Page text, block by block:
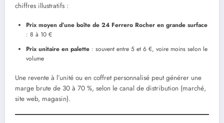
chiffres illustratifs :
Prix moyen d’une boîte de 24 Ferrero Rocher en grande surface
: 8 à 10 €
Prix unitaire en palette : souvent entre 5 et 6 €, voire moins selon le
volume
Une revente à l’unité ou en coffret personnalisé peut générer une
marge brute de 30 à 70 %, selon le canal de distribution (marché,
site web, magasin).